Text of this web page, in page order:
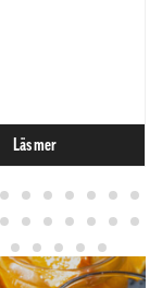
Läs mer